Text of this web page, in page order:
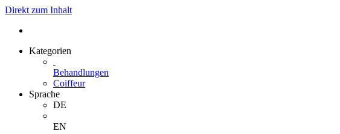
Direkt zum Inhalt
Kategorien
Behandlungen
Coiffeur
Sprache
DE
EN